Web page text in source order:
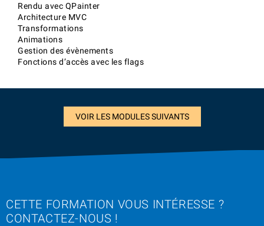
Rendu avec QPainter
Architecture MVC
Transformations
Animations
Gestion des évènements
Fonctions d’accès avec les flags
VOIR LES MODULES SUIVANTS
CETTE FORMATION VOUS INTÉRESSE ?
CONTACTEZ-NOUS !